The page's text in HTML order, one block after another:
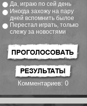
Да, играю по сей день
Иногда захожу на пару
дней вспомнить былое
Перестал играть, только
слежу за новостями
Комментариев: 0